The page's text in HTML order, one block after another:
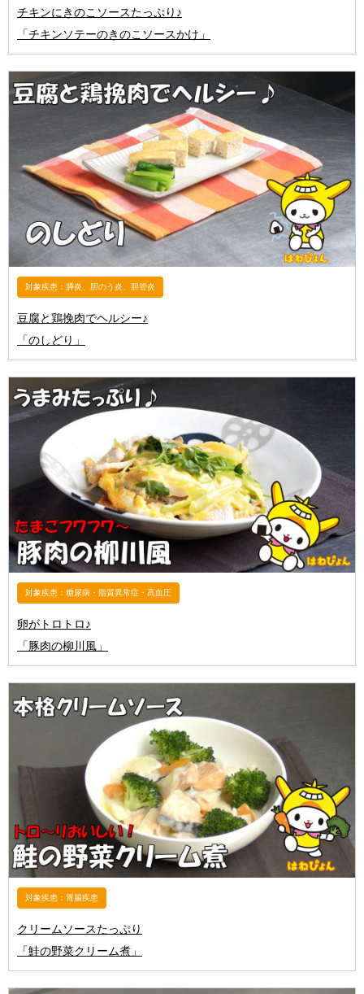
チキンにきのこソースたっぷり♪
「チキンソテーのきのこソースかけ」
対象疾患：膵炎、胆のう炎、胆管炎
豆腐と鶏挽肉でヘルシー♪
「のしどり」
対象疾患：糖尿病・脂質異常症・高血圧
卵がトロトロ♪
「豚肉の柳川風」
対象疾患：胃腸疾患
クリームソースたっぷり
「鮭の野菜クリーム煮」